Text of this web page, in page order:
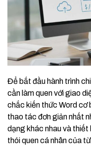
Để bắt đầu hành trình
cần làm quen với giao
chắc kiến thức Word cơ
thao tác đơn giản nhất
dạng khác nhau và thiết
thói quen cá nhân của